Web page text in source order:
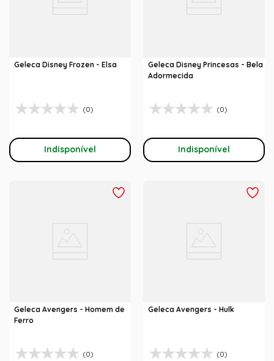
Geleca Disney Frozen - Elsa
(0)
Indisponível
Geleca Disney Princesas - Bela
Adormecida
(0)
Indisponível
Geleca Avengers - Homem de
Ferro
(0)
Geleca Avengers - Hulk
(0)